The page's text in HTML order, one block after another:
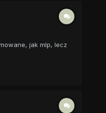
jak mlp, lecz